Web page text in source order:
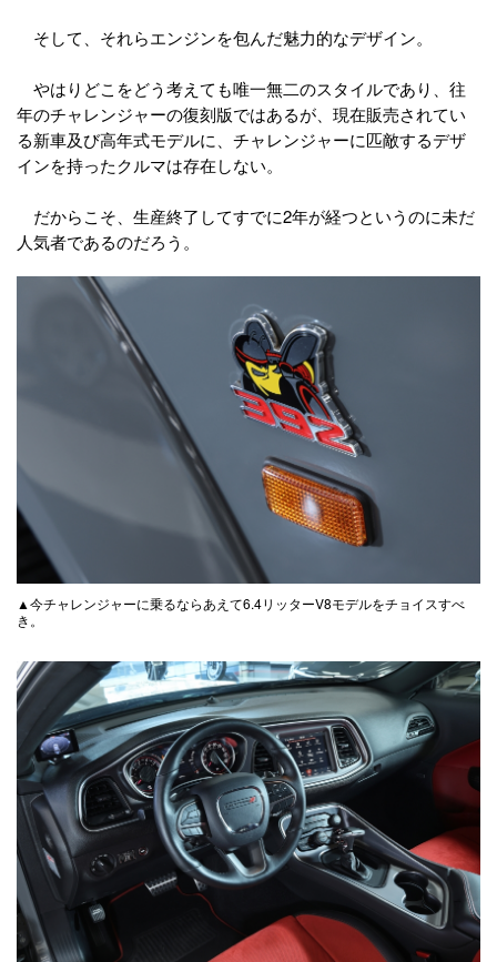
そして、それらエンジンを包んだ魅力的なデザイン。
やはりどこをどう考えても唯一無二のスタイルであり、往
年のチャレンジャーの復刻版ではあるが、現在販売されてい
る新車及び高年式モデルに、チャレンジャーに匹敵するデザ
インを持ったクルマは存在しない。
だからこそ、生産終了してすでに2年が経つというのに未だ
人気者であるのだろう。
▲今チャレンジャーに乗るならあえて6.4リッターV8モデルをチョイスすべ
き。